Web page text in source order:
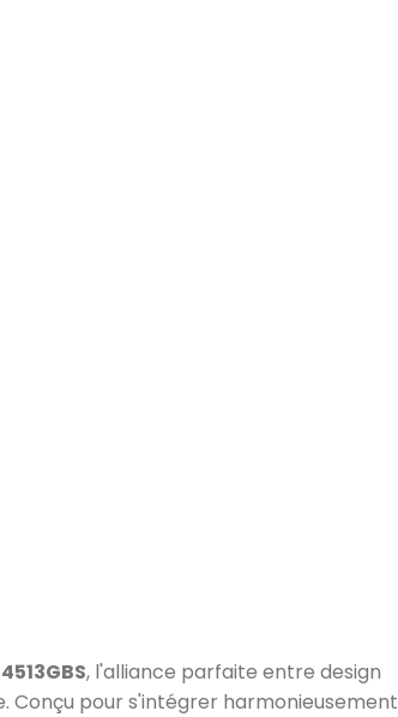
, l'alliance parfaite entre design
pour s'intégrer harmonieusement